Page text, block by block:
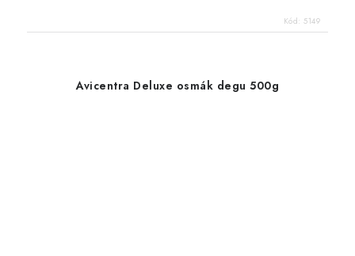
Kód: 5149
Avicentra Deluxe osmák degu 500g